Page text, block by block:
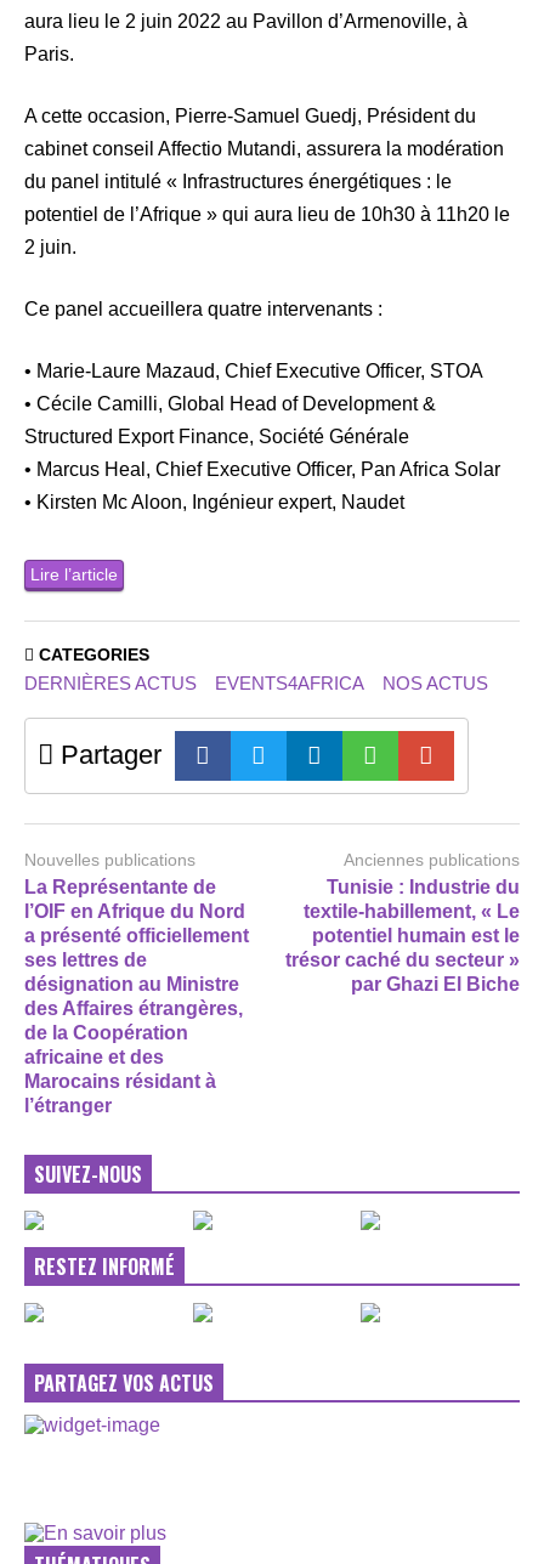
aura lieu le 2 juin 2022 au Pavillon d’Armenoville, à
Paris.
A cette occasion, Pierre-Samuel Guedj, Président du
cabinet conseil Affectio Mutandi, assurera la modération
du panel intitulé « Infrastructures énergétiques : le
potentiel de l’Afrique » qui aura lieu de 10h30 à 11h20 le
2 juin.
Ce panel accueillera quatre intervenants :
• Marie-Laure Mazaud, Chief Executive Officer, STOA
• Cécile Camilli, Global Head of Development &
Structured Export Finance, Société Générale
• Marcus Heal, Chief Executive Officer, Pan Africa Solar
• Kirsten Mc Aloon, Ingénieur expert, Naudet
Lire l’article
CATEGORIES
DERNIÈRES ACTUS EVENTS4AFRICA NOS ACTUS
Partager
Nouvelles publications
La Représentante de
l’OIF en Afrique du Nord
a présenté officiellement
ses lettres de
désignation au Ministre
des Affaires étrangères,
de la Coopération
africaine et des
Marocains résidant à
l’étranger
Anciennes publications
Tunisie : Industrie du
textile-habillement, « Le
potentiel humain est le
trésor caché du secteur »
par Ghazi El Biche
SUIVEZ-NOUS
RESTEZ INFORMÉ
PARTAGEZ VOS ACTUS